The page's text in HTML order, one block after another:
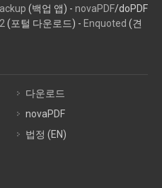
(백업 앱) - novaPDF/doPDF
(포털 다운로드) - Enquoted (견
다운로드
novaPDF
법정 (EN)